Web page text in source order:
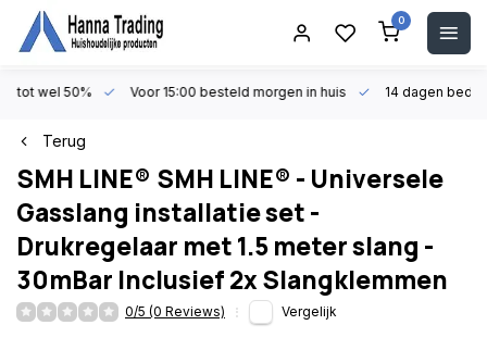
0
tot wel 50% Voor 15:00 besteld morgen in huis 14 dagen
Terug
SMH LINE® SMH LINE® - Universele
Gasslang installatie set -
Drukregelaar met 1.5 meter slang -
30mBar Inclusief 2x Slangklemmen
0/5 (0 Reviews) Vergelijk